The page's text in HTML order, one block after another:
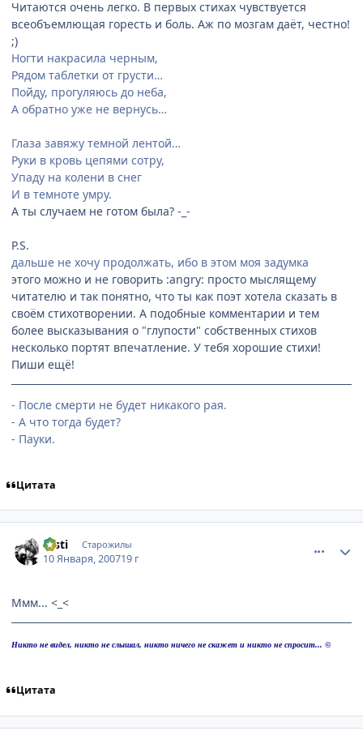
Читаются очень легко. В первых стихах чувствуется
всеобъемлющая горесть и боль. Аж по мозгам даёт, честно!
;)
Ногти накрасила черным,
Рядом таблетки от грусти…
Пойду, прогуляюсь до неба,
А обратно уже не вернусь…
Глаза завяжу темной лентой…
Руки в кровь цепями сотру,
Упаду на колени в снег
И в темноте умру.
А ты случаем не готом была? -_-
P.S.
дальше не хочу продолжать, ибо в этом моя задумка
этого можно и не говорить :angry: просто мыслящему
читателю и так понятно, что ты как поэт хотела сказать в
своём стихотворении. А подобные комментарии и тем
более высказывания о "глупости" собственных стихов
несколько портят впечатление. У тебя хорошие стихи!
Пиши ещё!
- После смерти не будет никакого рая.
- А что тогда будет?
- Пауки.
Цитата
msti Старожилы
10 Января, 200719 г
Ммм... <_<
Никто не видел, никто не слышал, никто ничего не скажет и никто не спросит... ©
Цитата